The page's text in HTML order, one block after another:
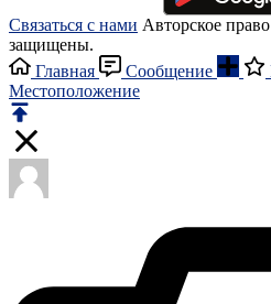
Связаться с нами Авторское
защищены.
Главная
Сообщение
Местоположение